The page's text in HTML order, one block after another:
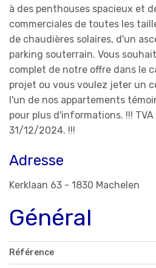
à des penthouses spacieux et
commerciales de toutes les
de chaudières solaires, d'un
parking souterrain. Vous
complet de notre offre dans le
projet ou vous voulez jeter un
l'un de nos appartements
pour plus d'informations. !!!
31/12/2024. !!!
Adresse
Kerklaan 63 - 1830 Machelen
Général
Référence